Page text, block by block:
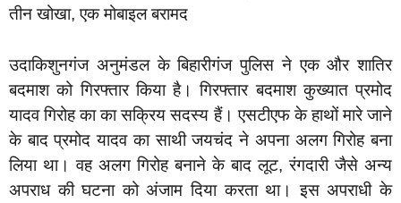
तीन खोखा, एक मोबाइल बरामद
उदाकिशुनगंज अनुमंडल के बिहारीगंज पुलिस ने एक और शातिर
बदमाश को गिरफ्तार किया है। गिरफ्तार बदमाश कुख्यात प्रमोद
यादव गिरोह का का सक्रिय सदस्य हैं। एसटीएफ के हाथों मारे जाने
के बाद प्रमोद यादव का साथी जयचंद ने अपना अलग गिरोह बना
लिया था। वह अलग गिरोह बनाने के बाद लूट, रंगदारी जैसे अन्य
अपराध की घटना को अंजाम दिया करता था। इस अपराधी के